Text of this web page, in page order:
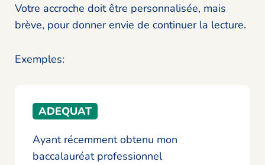
Votre accroche doit être personnalisée, mais
brève, pour donner envie de continuer la lecture.
Exemples:
ADEQUAT
Ayant récemment obtenu mon
baccalauréat professionnel